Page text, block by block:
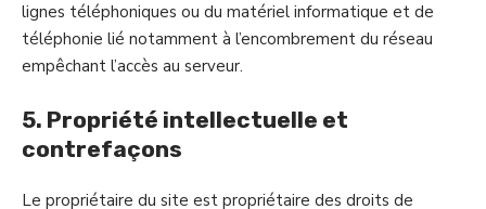
lignes téléphoniques ou du matériel informatique et de
téléphonie lié notamment à l’encombrement du réseau
empêchant l’accès au serveur.
5. Propriété intellectuelle et
contrefaçons
Le propriétaire du site est propriétaire des droits de